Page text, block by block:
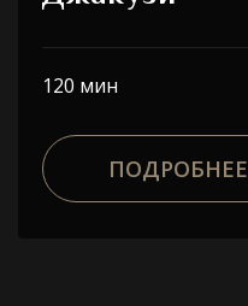
120 мин
ПОДРОБНЕЕ